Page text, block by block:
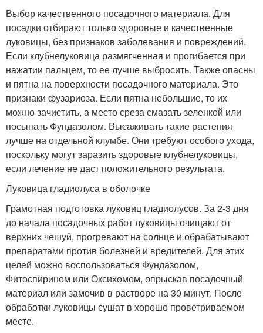
Выбор качественного посадочного материала. Для
посадки отбирают только здоровые и качественные
луковицы, без признаков заболевания и повреждений.
Если клубнелуковица размягченная и прогибается при
нажатии пальцем, то ее лучше выбросить. Также опасны
и пятна на поверхности посадочного материала. Это
признаки фузариоза. Если пятна небольшие, то их
можно зачистить, а место среза смазать зеленкой или
посыпать Фундазолом. Высаживать такие растения
лучше на отдельной клумбе. Они требуют особого ухода,
поскольку могут заразить здоровые клубнелуковицы,
если лечение не даст положительного результата.
Луковица гладиолуса в оболочке
Грамотная подготовка луковиц гладиолусов. За 2-3 дня
до начала посадочных работ луковицы очищают от
верхних чешуй, прогревают на солнце и обрабатывают
препаратами против болезней и вредителей. Для этих
целей можно воспользоваться Фундазолом,
Фитоспирином или Оксихомом, опрыскав посадочный
материал или замочив в растворе на 30 минут. После
обработки луковицы сушат в хорошо проветриваемом
месте.